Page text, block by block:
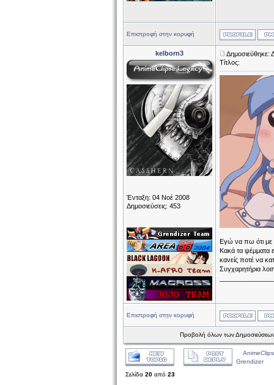
Επιστροφή στην κορυφή
kelborn3
Ένταξη: 04 Νοέ 2008
Δημοσιεύσεις: 453
Δημοσιεύθηκε:
Τίτλος:
Εγώ να πω ότι με
Κακά τα ψέμματα
κανείς ποτέ να
Συγχαρητήρια
Επιστροφή στην κορυφή
Προβολή όλων των
Grendizer
Σελίδα 20 από 23